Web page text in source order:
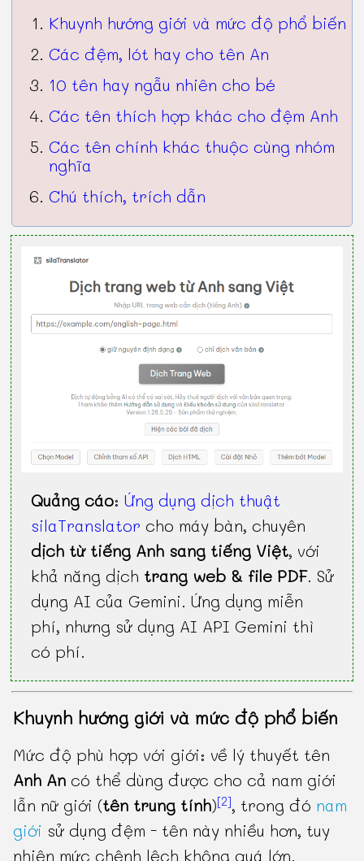
Khuynh hướng giới và mức độ phổ biến
Các đệm, lót hay cho tên An
10 tên hay ngẫu nhiên cho bé
Các tên thích hợp khác cho đệm Anh
Các tên chính khác thuộc cùng nhóm
nghĩa
Chú thích, trích dẫn
Quảng cáo:Ứng dụng dịch thuật
silaTranslator cho máy bàn, chuyên
dịch từ tiếng Anh sang tiếng Việt, với
khả năng dịch trang web & file PDF. Sử
dụng AI của Gemini. Ứng dụng miễn
phí, nhưng sử dụng AI API Gemini thì
có phí.
Khuynh hướng giới và mức độ phổ biến
Mức độ phù hợp với giới: về lý thuyết tên
Anh An có thể dùng được cho cả nam giới
lẫn nữ giới (tên trung tính)[2], trong đó nam
giới sử dụng đệm - tên này nhiều hơn, tuy
nhiên mức chênh lệch không quá lớn.